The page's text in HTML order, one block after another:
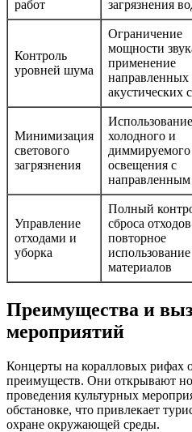
работ загрязнения
Контроль
уровней шума
Ограничение
мощности
применение
направленных
акустических
Минимизация
светового
загрязнения
Использование
холодного и
диммируемого
освещения с
направленным
Управление
отходами и
уборка
Полный
сброса
повторное
использование
материалов
Преимущества и
мероприятий
Концерты на коралловых рифах
преимуществ. Они открывают
проведения культурных
обстановке, что привлекает
охране окружающей среды.